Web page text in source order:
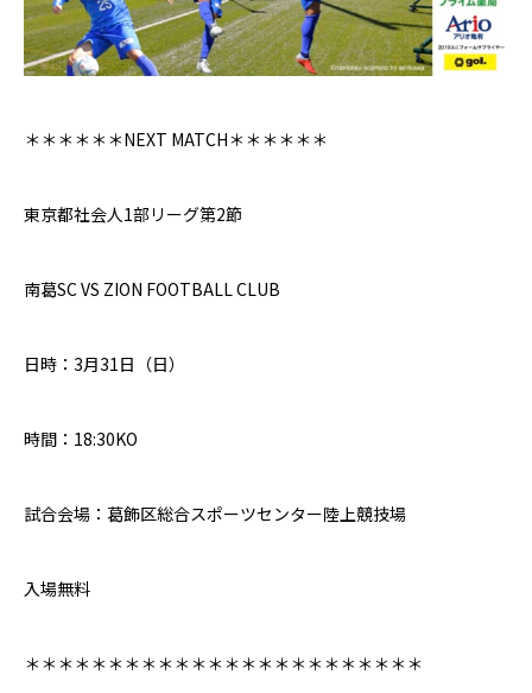
＊＊＊＊＊＊NEXT MATCH＊＊ ＊＊＊＊
東京都社会人1部リーグ第2節
南葛SC VS ZION FOOTBALL CLUB
日時： 3月31日（日）
時間： 18:30KO
試合会場：葛飾区総合スポーツセンター陸上競技場
入場無料
＊＊＊＊＊＊＊＊＊＊＊＊＊＊＊＊＊＊＊＊＊＊＊＊